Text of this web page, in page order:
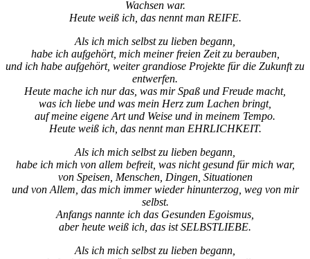
Wachsen war.
Heute weiß ich, das nennt man REIFE.
Als ich mich selbst zu lieben begann,
habe ich aufgehört, mich meiner freien Zeit zu berauben,
und ich habe aufgehört, weiter grandiose Projekte für die Zukunft zu
entwerfen.
Heute mache ich nur das, was mir Spaß und Freude macht,
was ich liebe und was mein Herz zum Lachen bringt,
auf meine eigene Art und Weise und in meinem Tempo.
Heute weiß ich, das nennt man EHRLICHKEIT.
Als ich mich selbst zu lieben begann,
habe ich mich von allem befreit, was nicht gesund für mich war,
von Speisen, Menschen, Dingen, Situationen
und von Allem, das mich immer wieder hinunterzog, weg von mir
selbst.
Anfangs nannte ich das Gesunden Egoismus,
aber heute weiß ich, das ist SELBSTLIEBE.
Als ich mich selbst zu lieben begann,